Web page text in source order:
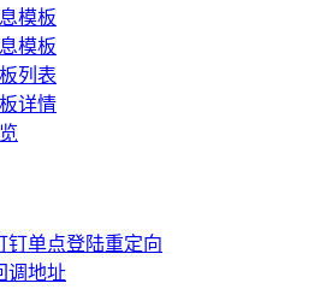
模板
模板
列表
详情
钉单点登陆重定向
调地址